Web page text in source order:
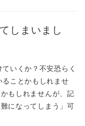
しまいまし
いくか？不安恐らく
ことかもしれませ
もしれませんが、記
になってしまう」可